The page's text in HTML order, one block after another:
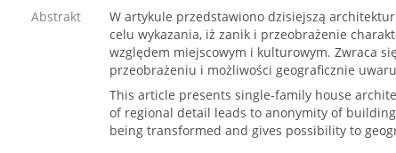
Abstrakt
W artykule przedstawiono dzisiejszą
celu wykazania, iż zanik i przeobrażenie
względem miejscowym i kulturowym. Zwraca
przeobrażeniu i możliwości geograficznie
This article presents single-family house
of regional detail leads to anonymity of
being transformed and gives possibility to